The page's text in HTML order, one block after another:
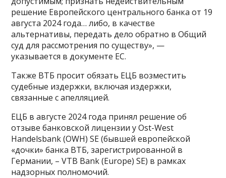
решение Европейского центрального банка от 19
августа 2024 года… либо, в качестве
альтернативы, передать дело обратно в Общий
суд для рассмотрения по существу», —
указывается в документе ЕС.
Также ВТБ просит обязать ЕЦБ возместить
судебные издержки, включая издержки,
связанные с апелляцией.
ЕЦБ в августе 2024 года принял решение об
отзыве банковской лицензии у Ost-West
Handelsbank (OWH) SE (бывшей европейской
«дочки» банка ВТБ, зарегистрированной в
Германии, – VTB Bank (Europe) SE) в рамках
надзорных полномочий.